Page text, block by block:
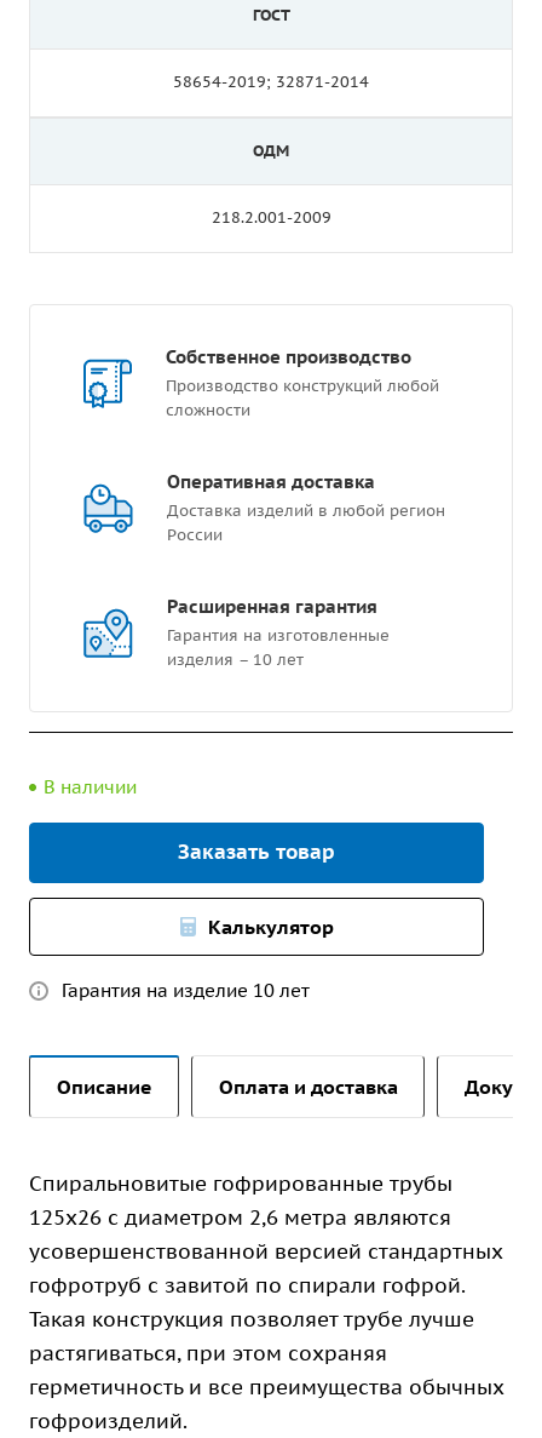
ГОСТ
58654-2019; 32871-2014
ОДМ
218.2.001-2009
Собственное производство
Производство конструкций любой
сложности
Оперативная доставка
Доставка изделий в любой регион
России
Расширенная гарантия
Гарантия на изготовленные
изделия – 10 лет
В наличии
Заказать товар
Калькулятор
Гарантия на изделие 10 лет
Описание Оплата и доставка
Спиральновитые гофрированные трубы
125х26 с диаметром 2,6 метра являются
усовершенствованной версией стандартных
гофротруб с завитой по спирали гофрой.
Такая конструкция позволяет трубе лучше
растягиваться, при этом сохраняя
герметичность и все преимущества обычных
гофроизделий.